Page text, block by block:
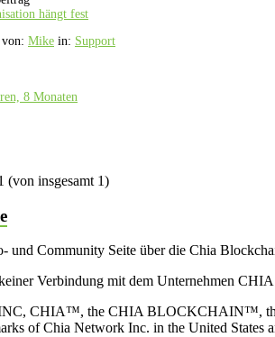
hängt fest
Mike in: Support
8 Monaten
(von insgesamt 1)
und Community Seite über die Chia
Verbindung mit dem Unternehmen
CHIA™, the CHIA BLOCKCHAIN™, the
of Chia Network Inc. in the United States